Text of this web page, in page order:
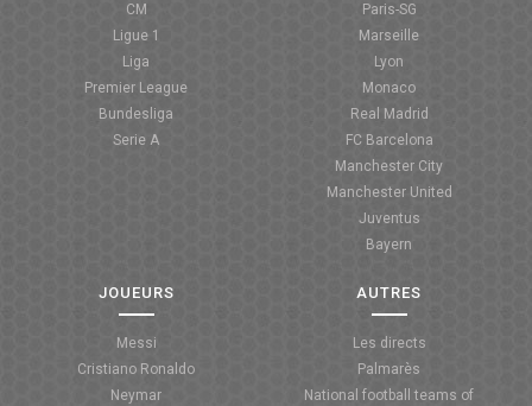
CM
Ligue 1
Liga
Premier League
Bundesliga
Serie A
Paris-SG
Marseille
Lyon
Monaco
Real Madrid
FC Barcelona
Manchester City
Manchester United
Juventus
Bayern
JOUEURS
Messi
Cristiano Ronaldo
Neymar
AUTRES
Les directs
Palmarès
National football teams of